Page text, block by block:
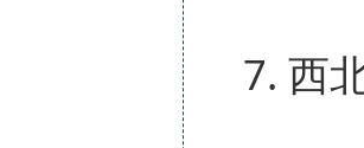
7. 西